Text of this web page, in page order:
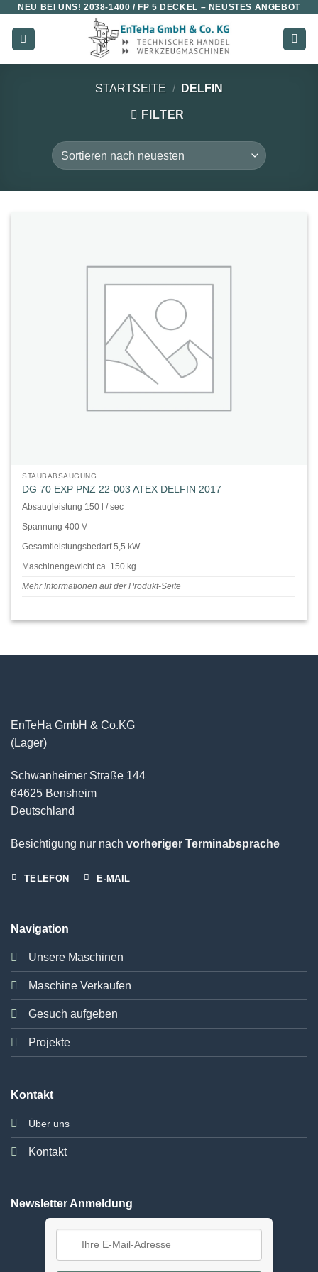
Zum
Inhalt
springen
NEU BEI UNS!2038-1400 / FP 5 DECKEL – NEUSTES ANGEBOT
STARTSEITE / DELFIN
FILTER
STAUBABSAUGUNG
DG 70 EXP PNZ 22-003 ATEX DELFIN 2017
Absaugleistung 150 l / sec
Spannung 400 V
Gesamtleistungsbedarf 5,5 kW
Maschinengewicht ca. 150 kg
Mehr Informationen auf der Produkt-Seite
EnTeHa GmbH & Co.KG
(Lager)
Schwanheimer Straße 144
64625 Bensheim
Deutschland
Besichtigung nur nach vorheriger Terminabsprache
TELEFON E-MAIL
Navigation
Unsere Maschinen
Maschine Verkaufen
Gesuch aufgeben
Projekte
Kontakt
Über uns
Kontakt
Newsletter Anmeldung